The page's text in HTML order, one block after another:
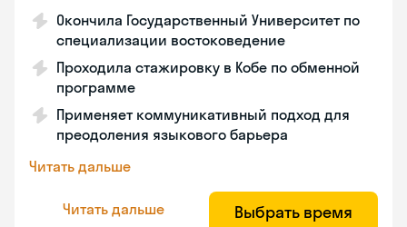
Окончила Государственный Университет по
специализации востоковедение
Проходила стажировку в Кобе по обменной
программе
Применяет коммуникативный подход для
преодоления языкового барьера
Читать дальше
Читать дальше Выбрать время